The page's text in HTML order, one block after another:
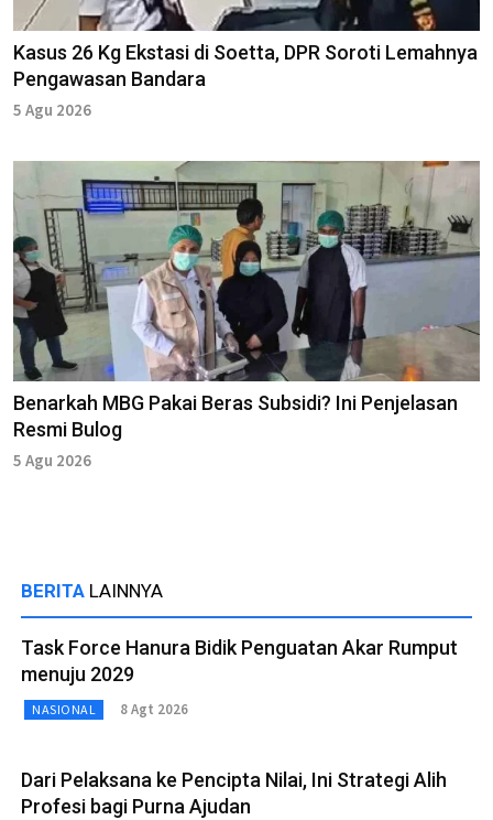
Kasus 26 Kg Ekstasi di Soetta, DPR Soroti Lemahnya
Pengawasan Bandara
5 Agu 2026
Benarkah MBG Pakai Beras Subsidi? Ini Penjelasan
Resmi Bulog
5 Agu 2026
BERITA LAINNYA
Task Force Hanura Bidik Penguatan Akar Rumput
menuju 2029
NASIONAL 8 Agt 2026
Dari Pelaksana ke Pencipta Nilai, Ini Strategi Alih
Profesi bagi Purna Ajudan